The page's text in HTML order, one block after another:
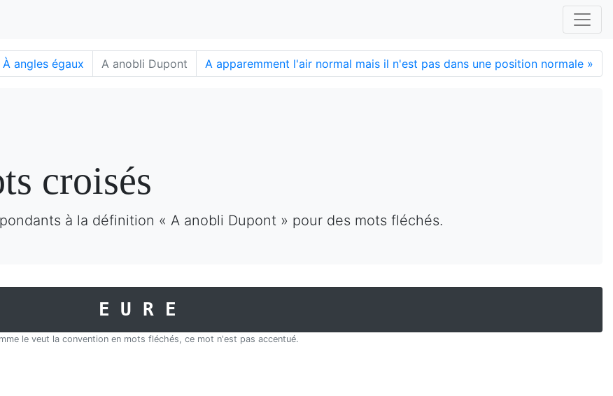
À angles égaux A anobli Dupont A apparemment l'air normal mais il n'est pas dans une position normale »
croisés
à la définition « A anobli Dupont » pour des mots fléchés.
EURE
le veut la convention en mots fléchés, ce mot n'est pas accentué.